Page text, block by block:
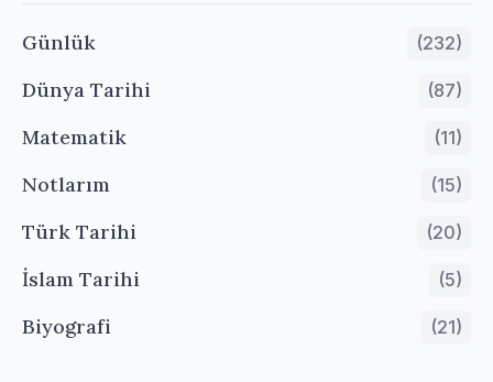
Günlük (232)
Dünya Tarihi (87)
Matematik (11)
Notlarım (15)
Türk Tarihi (20)
İslam Tarihi (5)
Biyografi (21)